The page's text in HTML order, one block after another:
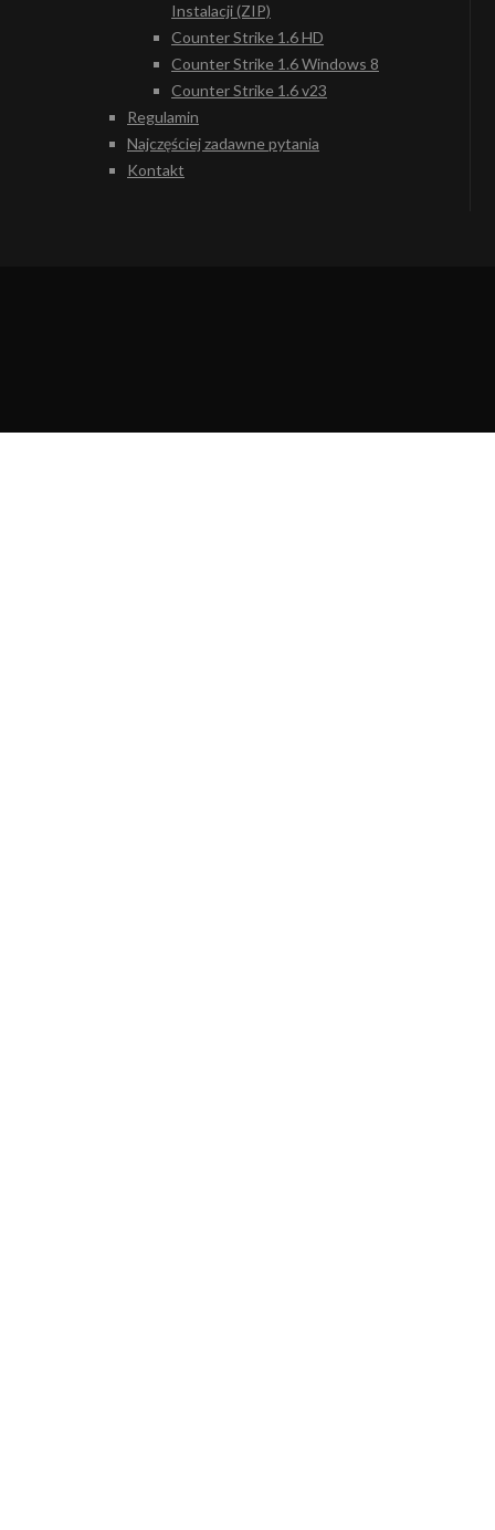
Instalacji (ZIP)
Counter Strike 1.6 HD
Counter Strike 1.6 Windows 8
Counter Strike 1.6 v23
Regulamin
Najczęściej zadawne pytania
Kontakt